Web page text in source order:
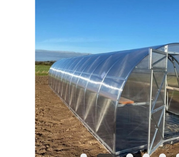
CONTATTICI
NOTIZIE
MAPPA
SITO